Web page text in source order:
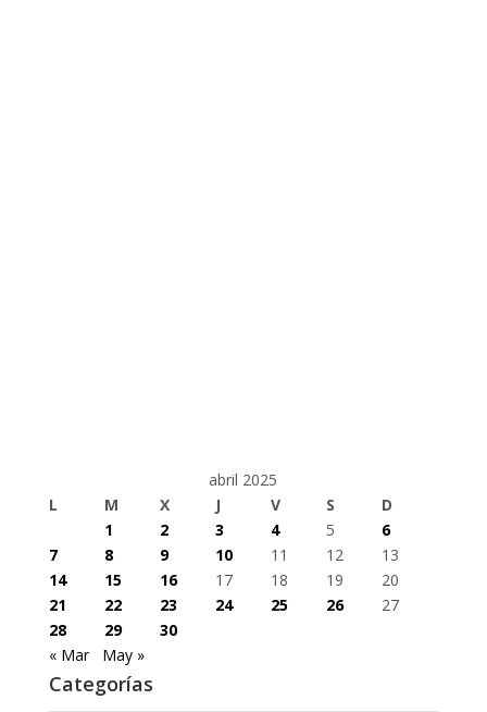
abril 2025
L
M X J V S
D
1
2 3 4 5
6
7
8 9 10 11 12
13
14
15 16 17 18 19
20
21
22 23 24 25 26
27
28
29
30
« Mar
May »
Categorías